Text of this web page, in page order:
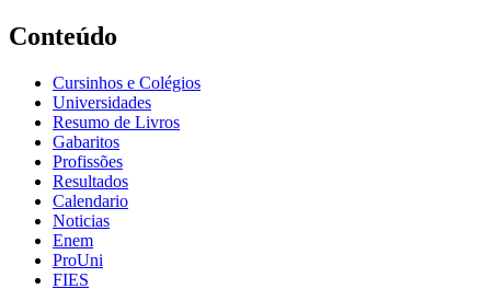
Conteúdo
Cursinhos e Colégios
Universidades
Resumo de Livros
Gabaritos
Profissões
Resultados
Calendario
Noticias
Enem
ProUni
FIES